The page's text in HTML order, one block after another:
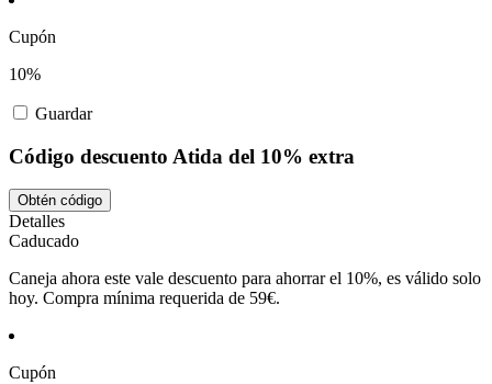
Cupón
10%
Guardar
Código descuento Atida del 10% extra
Obtén código
Detalles
Caducado
Caneja ahora este vale descuento para ahorrar el 10%, es válido solo
hoy. Compra mínima requerida de 59€.
Cupón